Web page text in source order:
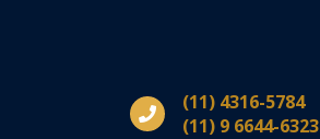
(11) 4316-5784
(11) 9 6644-6323